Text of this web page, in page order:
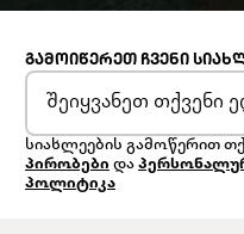
ᲒᲐᲛᲝᲘᲬᲔᲠᲔᲗ ᲩᲕᲔᲜᲘ
სიახლეების გამოწერით
პირობები და
პოლიტიკა